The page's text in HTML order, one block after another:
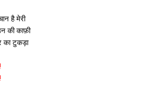
है मेरी
की काफ़ी
का टुकड़ा